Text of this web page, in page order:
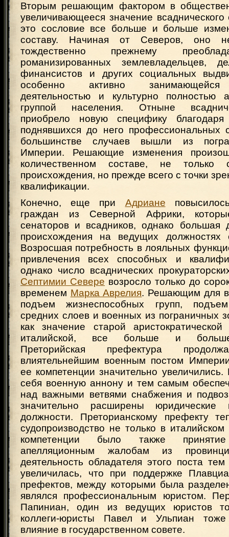
Вторым решающим фактором в
увеличивающееся значение
это сословие все больше и больше
составу. Начиная от Северов, оно
тождественно прежнему
романизированных землевладельцев,
финансистов и других социальных
особенно активно занимающейся
деятельностью и культурно полностью
группой населения. Отныне
приобрело новую специфику
поднявшихся до него профессиональных
большинстве случаев вышли из
Империи. Решающие изменения
количественном составе, не только
происхождения, но прежде всего с точки
квалификации.
Конечно, еще при Адриане
граждан из Северной Африки,
сенаторов и всадников, однако большая
происхождения на ведущих должностях
Возросшая потребность в лояльных
привлечения всех способных и
однако число всаднических
Септимии Севере возросло только до
временем Марка Аврелия. Решающим для
подъем жизнеспособных групп, подъем
средних слоев и военных из пограничных
как значение старой
италийской, все больше и
Преторийская префектура
влиятельнейшим военным постом
ее компетенции значительно
себя военную аннону и тем самым
над важными ветвями снабжения и
значительно расширены юридические
должности. Преторианскому префекту
судопроизводство не только в
компетенции было также
апелляционным жалобам из
деятельность обладателя этого поста
увеличилась, что при поддержке
префектов, между которыми была
являлся профессиональным юристом.
Папиниан, один из ведущих юристов
коллеги-юристы Павел и Ульпиан
влияние в государственном совете.